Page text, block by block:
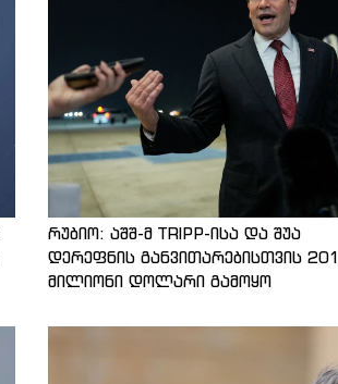
რუბიო: აშშ-მ TRIPP-ისა და შუა
დერეფნის განვითარებისთვის 201
მილიონი დოლარი გამოყო